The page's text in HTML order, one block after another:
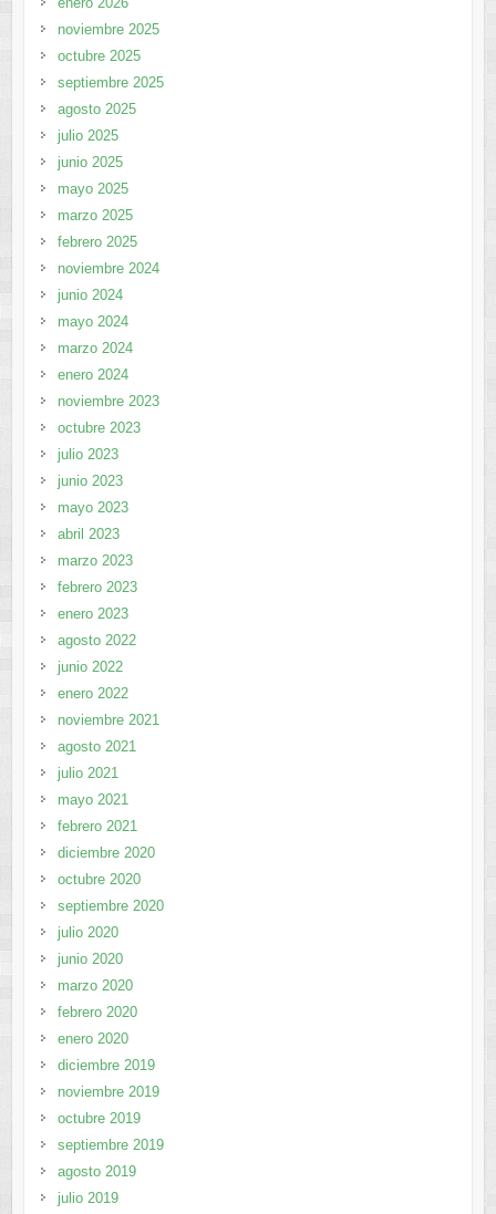
noviembre 2025
octubre 2025
septiembre 2025
agosto 2025
julio 2025
junio 2025
mayo 2025
marzo 2025
febrero 2025
noviembre 2024
junio 2024
mayo 2024
marzo 2024
enero 2024
noviembre 2023
octubre 2023
julio 2023
junio 2023
mayo 2023
abril 2023
marzo 2023
febrero 2023
enero 2023
agosto 2022
junio 2022
enero 2022
noviembre 2021
agosto 2021
julio 2021
mayo 2021
febrero 2021
diciembre 2020
octubre 2020
septiembre 2020
julio 2020
junio 2020
marzo 2020
febrero 2020
enero 2020
diciembre 2019
noviembre 2019
octubre 2019
septiembre 2019
agosto 2019
julio 2019